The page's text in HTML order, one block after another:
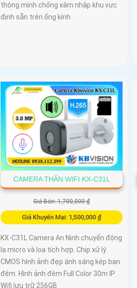
thông minh chống xâm nhập khu vực
định sẵn trên ống kính
CAMERA THÂN WIFI KX-C31L
Giá Bán: 1,700,000 ₫
Giá Khuyến Mại: 1,500,000 ₫
KX-C31L Camera An Ninh chuyển động
lạ micro và loa tích hợp. Chip xử lý
CMOS hình ảnh đẹp ánh sáng kép ban
đêm. Hình ảnh đêm Full Color 30m IP
Wifi lưu trữ 256GB